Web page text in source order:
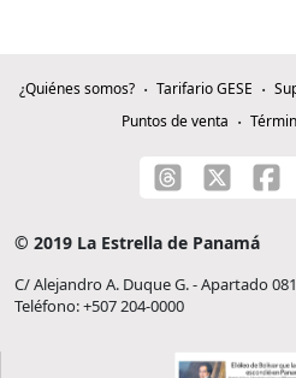
¿Quiénes somos? Tarifario GESE
Puntos de venta
© 2019 La Estrella de Panamá
C/ Alejandro A. Duque G. - Apartado
Teléfono: +507 204-0000